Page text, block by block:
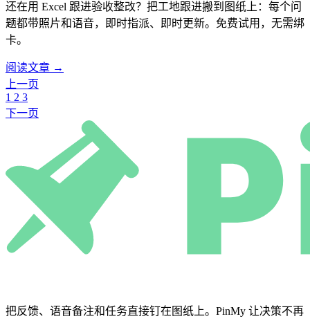
还在用 Excel 跟进验收整改？把工地跟进搬到图纸上：每个问
题都带照片和语音，即时指派、即时更新。免费试用，无需绑
卡。
阅读文章 →
上一页
1 2 3
下一页
把反馈、语音备注和任务直接钉在图纸上。PinMy 让决策不再